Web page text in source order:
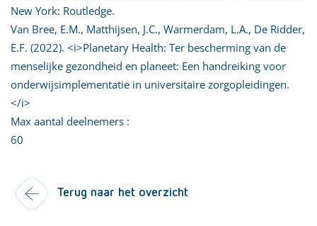
New York: Routledge.
Van Bree, E.M., Matthijsen, J.C., Warmerdam, L.A., De Ridder,
E.F. (2022). <i>Planetary Health: Ter bescherming van de
menselijke gezondheid en planeet: Een handreiking voor
onderwijsimplementatie in universitaire zorgopleidingen.
</i>
Max aantal deelnemers :
60
Terug naar het overzicht